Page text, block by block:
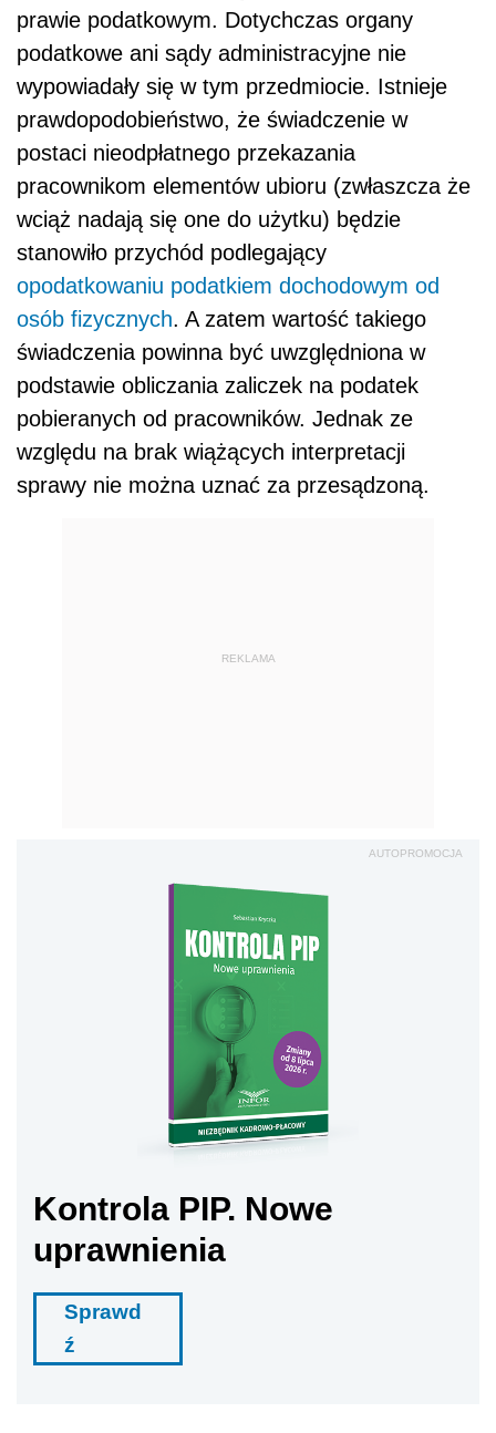
prawie podatkowym. Dotychczas organy
podatkowe ani sądy administracyjne nie
wypowiadały się w tym przedmiocie. Istnieje
prawdopodobieństwo, że świadczenie w
postaci nieodpłatnego przekazania
pracownikom elementów ubioru (zwłaszcza że
wciąż nadają się one do użytku) będzie
stanowiło przychód podlegający
opodatkowaniu podatkiem dochodowym od
osób fizycznych. A zatem wartość takiego
świadczenia powinna być uwzględniona w
podstawie obliczania zaliczek na podatek
pobieranych od pracowników. Jednak ze
względu na brak wiążących interpretacji
sprawy nie można uznać za przesądzoną.
REKLAMA
AUTOPROMOCJA
Kontrola PIP. Nowe
uprawnienia
Sprawd
ź